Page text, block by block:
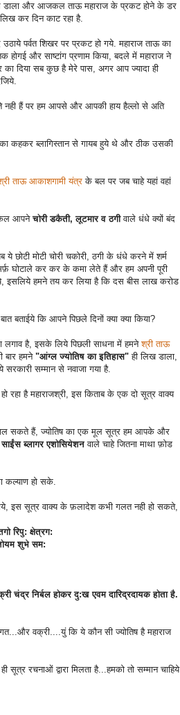
डाला और आजकल ताऊ महाराज के प्रकट होने के डर
कर दिन काट रहा है.
पर्वत शिखर पर प्रकट हो गये. महाराज ताऊ का
होगई और साष्टांग प्रणाम किया, बदले में महाराज ने
का दिया सब कुछ है मेरे पास, अगर आप ज्यादा ही
नही हैं पर हम आपसे और आपकी हाय हैल्लो से अति
कहकर ब्लागिस्तान से गायब हुये थे और ठीक उसकी
ताऊ आकाशगामी यंत्र के बल पर जब चाहे यहां वहां
आपनेचोरी डकैती, लूटमार व ठगीवाले धंधे क्यों बंद
छोटी मोटी चोरी चकोरी, ठगी के धंधे करने में शर्म
घोटाले कर कर के कमा लेते हैं और हम अपनी पूरी
इसलिये हमने तय कर लिया है कि दस बीस लाख करोड
बताईये कि आपने पिछले दिनों क्या क्या किया?
लगाव है, इसके लिये पिछली साधना में हमनेश्री ताऊ
बार हमने"आंग्ल ज्योतिष का इतिहास" ही लिख डाला,
सम्मान से नवाजा गया है.
रहा है महाराजश्री, इस किताब के एक दो सूत्र वाक्य
सकते हैं, ज्योतिष का एक मूल सूत्र हम आपके और
साईंस ब्लागर एशोसियेशन वाले चाहे जितना माथा फ़ोड
कल्याण हो सके.
इस सूत्र वाक्य के फ़लादेश कभी गलत नही हो सकते,
रिपु: क्षेत्रग:
शुभे सम:
निर्बल होकर दु:ख एवम दारिद्रदायक होता है.
वक्री....युं कि ये कौन सी ज्योतिष है महाराज
सूत्र रचनाओं द्वारा मिलता है...हमको तो सम्मान चाहिये